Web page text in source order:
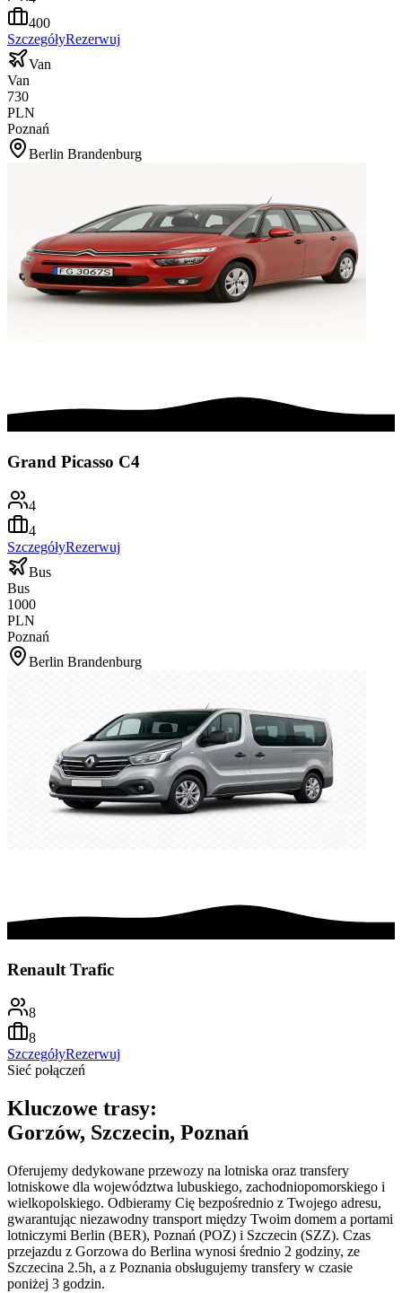
400
SzczegółyRezerwuj
Van
Van
730
PLN
Poznań
Berlin Brandenburg
Grand Picasso C4
4
4
SzczegółyRezerwuj
Bus
Bus
1000
PLN
Poznań
Berlin Brandenburg
Renault Trafic
8
8
SzczegółyRezerwuj
Sieć połączeń
Kluczowe trasy:
Gorzów, Szczecin, Poznań
Oferujemy dedykowane przewozy na lotniska oraz transfery
lotniskowe dla województwa lubuskiego, zachodniopomorskiego i
wielkopolskiego. Odbieramy Cię bezpośrednio z Twojego adresu,
gwarantując niezawodny transport między Twoim domem a portami
lotniczymi Berlin (BER), Poznań (POZ) i Szczecin (SZZ). Czas
przejazdu z Gorzowa do Berlina wynosi średnio 2 godziny, ze
Szczecina 2.5h, a z Poznania obsługujemy transfery w czasie
poniżej 3 godzin.